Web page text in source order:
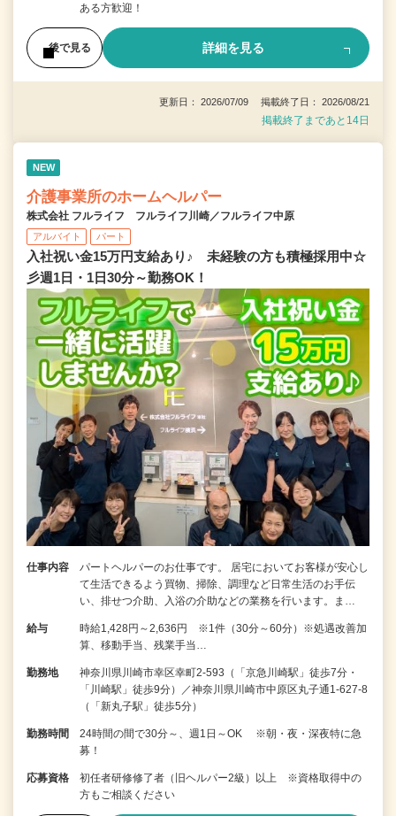
ある方歓迎！
後で見る 詳細を見る
更新日： 2026/07/09 掲載終了日： 2026/08/21
掲載終了まであと14日
NEW
介護事業所のホームヘルパー
株式会社 フルライフ フルライフ川崎／フルライフ中原
アルバイト パート
入社祝い金15万円支給あり♪ 未経験の方も積極採用中☆
彡週1日・1日30分～勤務OK！
仕事内容
パートヘルパーのお仕事です。 居宅においてお客様が安心し
て生活できるよう買物、掃除、調理など日常生活のお手伝
い、排せつ介助、入浴の介助などの業務を行います。ま…
給与
時給1,428円～2,636円 ※1件（30分～60分）※処遇改善加
算、移動手当、残業手当…
勤務地
神奈川県川崎市幸区幸町2-593（「京急川崎駅」徒歩7分・
「川崎駅」徒歩9分）／神奈川県川崎市中原区丸子通1-627-8
（「新丸子駅」徒歩5分）
勤務時間
24時間の間で30分～、週1日～OK ※朝・夜・深夜特に急
募！
応募資格
初任者研修修了者（旧ヘルパー2級）以上 ※資格取得中の
方もご相談ください